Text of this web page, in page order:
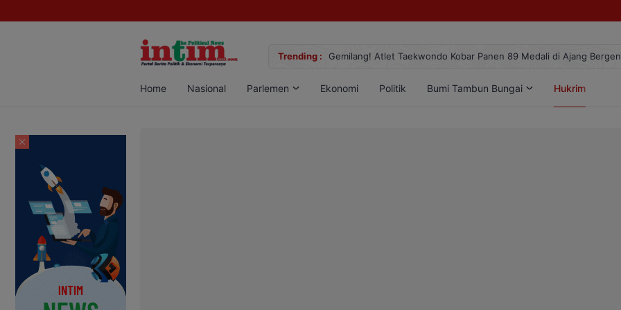
Trending :
Sabu di Pangkalan Bun, Dua Pelaku Diamankan Gemilang! Atlet Taekwondo Kobar Panen 89 Medali di Ajang
Home Nasional Parlemen Ekonomi Politik Bumi Tambun Bungai Hukrim